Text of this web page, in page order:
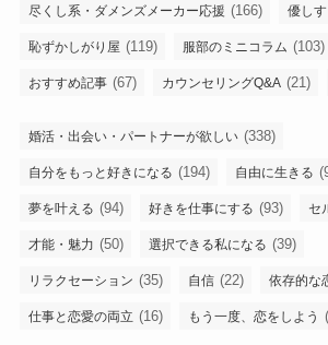
尽くし系・ダメンズメーカー応援 (166) 優し
恥ずかしがり屋 (119) 服部のミニコラム (103)
おすすめ記事 (67) カウンセリングQ&A (21)
婚活・出会い・パートナーが欲しい (338)
自分をもっと好きになる (194) 自由に生きる
夢を叶える (94) 好きを仕事にする (93) セ
才能・魅力 (50) 選択できる私になる (39)
リラクセーション (35) 自信 (22) 依存的な
仕事と恋愛の両立 (16) もう一度、恋をしよう